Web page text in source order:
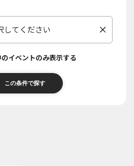
してください
イベントのみ表示する